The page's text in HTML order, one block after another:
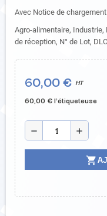
Avec Notice de
Agro-alimentaire,
de réception, N° de Lot,
60,00 € HT
60,00 € l'étiqueteuse
remove add
shopping_cart